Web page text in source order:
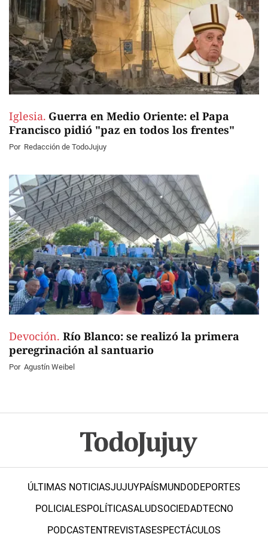
Iglesia. Guerra en Medio Oriente: el Papa
Francisco pidió "paz en todos los frentes"
Por Redacción de TodoJujuy
Devoción. Río Blanco: se realizó la primera
peregrinación al santuario
Por Agustín Weibel
ÚLTIMAS NOTICIASJUJUYPAÍSMUNDODEPORTES
POLICIALESPOLÍTICASALUDSOCIEDADTECNO
PODCASTENTREVISTASESPECTÁCULOS